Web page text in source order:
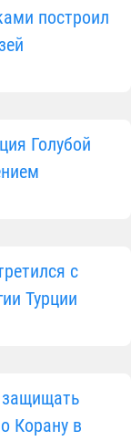
построил
Голубой
с
Турции
защищать
Корану в